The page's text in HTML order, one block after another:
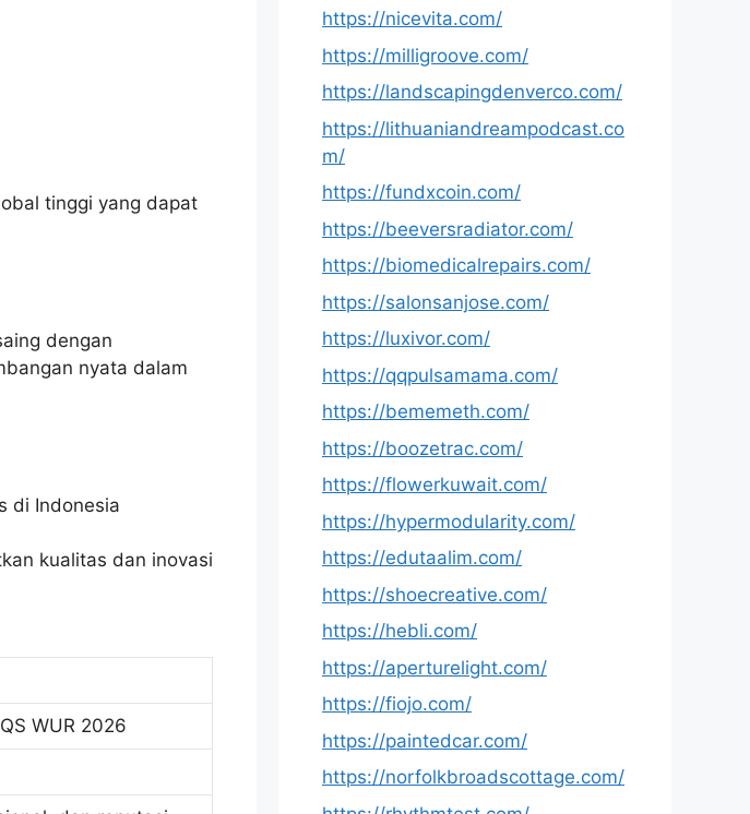
tinggi yang dapat
dengan
nyata dalam
di Indonesia
kualitas dan inovasi
WUR 2026
https://nicevita.com/
https://milligroove.com/
https://landscapingdenverco.com/
https://lithuaniandreampodcast.co
m/
https://fundxcoin.com/
https://beeversradiator.com/
https://biomedicalrepairs.com/
https://salonsanjose.com/
https://luxivor.com/
https://qqpulsamama.com/
https://bememeth.com/
https://boozetrac.com/
https://flowerkuwait.com/
https://hypermodularity.com/
https://edutaalim.com/
https://shoecreative.com/
https://hebli.com/
https://aperturelight.com/
https://fiojo.com/
https://paintedcar.com/
https://norfolkbroadscottage.com/